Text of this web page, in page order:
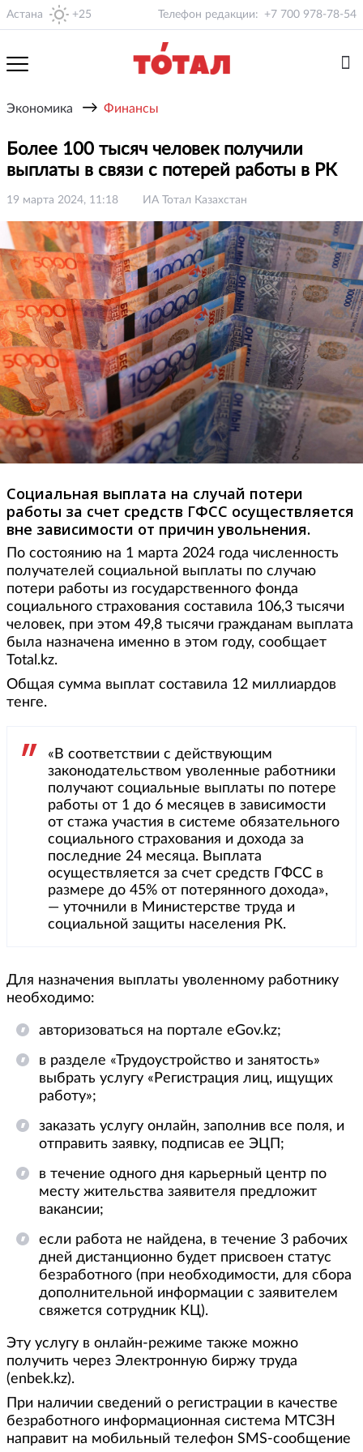
Астана +25 Телефон редакции: +7 700 978-78-54
Экономика → Финансы
Более 100 тысяч человек получили
выплаты в связи с потерей работы в РК
19 марта 2024, 11:18 ИА Тотал Казахстан
Социальная выплата на случай потери
работы за счет средств ГФСС осуществляется
вне зависимости от причин увольнения.
По состоянию на 1 марта 2024 года численность
получателей социальной выплаты по случаю
потери работы из государственного фонда
социального страхования составила 106,3 тысячи
человек, при этом 49,8 тысячи гражданам выплата
была назначена именно в этом году, сообщает
Total.kz.
Общая сумма выплат составила 12 миллиардов
тенге.
«В соответствии с действующим
законодательством уволенные работники
получают социальные выплаты по потере
работы от 1 до 6 месяцев в зависимости
от стажа участия в системе обязательного
социального страхования и дохода за
последние 24 месяца. Выплата
осуществляется за счет средств ГФСС в
размере до 45% от потерянного дохода»,
— уточнили в Министерстве труда и
социальной защиты населения РК.
Для назначения выплаты уволенному работнику
необходимо:
авторизоваться на портале eGov.kz;
в разделе «Трудоустройство и занятость»
выбрать услугу «Регистрация лиц, ищущих
работу»;
заказать услугу онлайн, заполнив все поля, и
отправить заявку, подписав ее ЭЦП;
в течение одного дня карьерный центр по
месту жительства заявителя предложит
вакансии;
если работа не найдена, в течение 3 рабочих
дней дистанционно будет присвоен статус
безработного (при необходимости, для сбора
дополнительной информации с заявителем
свяжется сотрудник КЦ).
Эту услугу в онлайн-режиме также можно
получить через Электронную биржу труда
(enbek.kz).
При наличии сведений о регистрации в качестве
безработного информационная система МТСЗН
направит на мобильный телефон SMS-сообщение